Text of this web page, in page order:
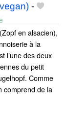
-
en alsacien),
à la
l’une des deux
du petit
Comme
comprend de la